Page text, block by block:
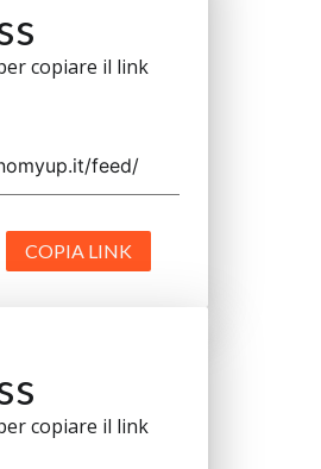
copiare il link
COPIA LINK
copiare il link